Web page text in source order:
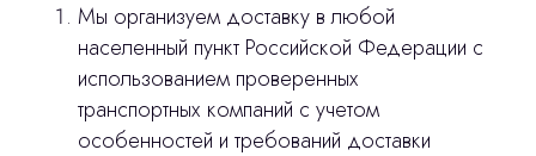
Мы организуем доставку в любой
населенный пункт Российской Федерации с
использованием проверенных
транспортных компаний с учетом
особенностей и требований доставки